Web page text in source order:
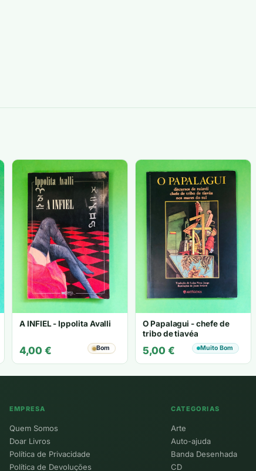
A INFIEL - Ippolita Avalli
4,00 € Bom
O Papalagui - chefe de
tribo de tiavéa
5,00 € Muito Bom
EMPRESA
Quem Somos
Doar Livros
Política de Privacidade
Política de Devoluções
CATEGORIAS
Arte
Auto-ajuda
Banda Desenhada
CD